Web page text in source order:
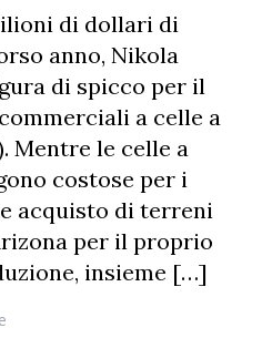
di dollari di
anno, Nikola
di spicco per il
a celle a
Mentre le celle a
costose per i
acquisto di terreni
per il proprio
insieme […]